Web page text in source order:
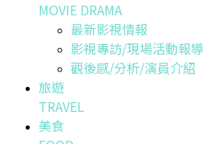
MOVIE DRAMA
最新影視情報
影視專訪/現場活動報導
觀後感/分析/演員介紹
旅遊
TRAVEL
美食